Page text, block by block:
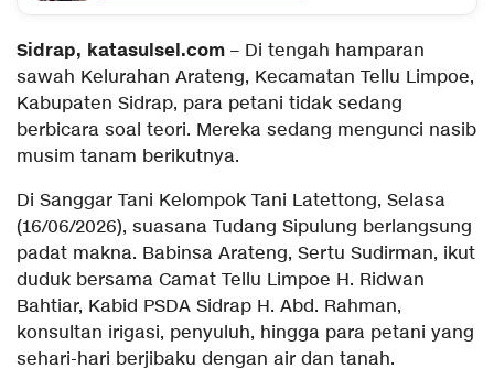
Sidrap, katasulsel.com – Di tengah hamparan
sawah Kelurahan Arateng, Kecamatan Tellu Limpoe,
Kabupaten Sidrap, para petani tidak sedang
berbicara soal teori. Mereka sedang mengunci nasib
musim tanam berikutnya.
Di Sanggar Tani Kelompok Tani Latettong, Selasa
(16/06/2026), suasana Tudang Sipulung berlangsung
padat makna. Babinsa Arateng, Sertu Sudirman, ikut
duduk bersama Camat Tellu Limpoe H. Ridwan
Bahtiar, Kabid PSDA Sidrap H. Abd. Rahman,
konsultan irigasi, penyuluh, hingga para petani yang
sehari-hari berjibaku dengan air dan tanah.